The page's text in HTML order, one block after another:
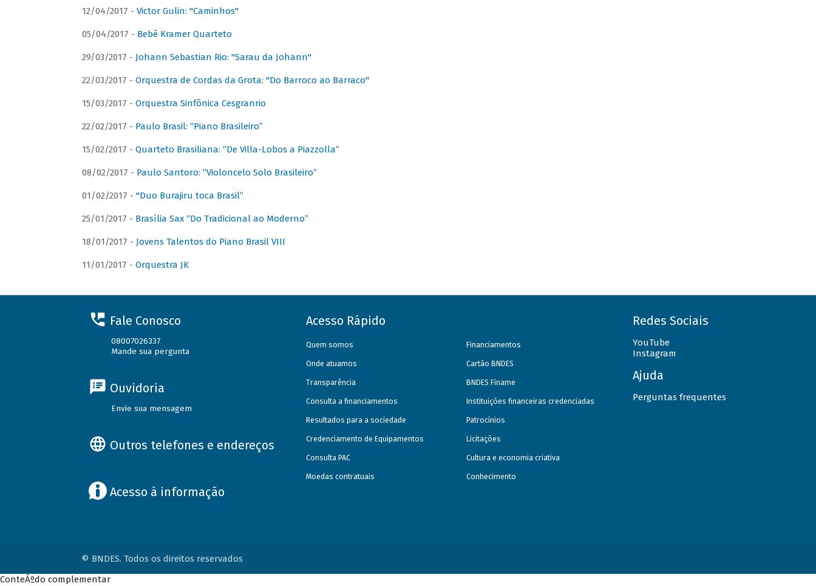
12/04/2017 - Victor Gulin: "Caminhos"
05/04/2017 - Bebê Kramer Quarteto
29/03/2017 - Johann Sebastian Rio: "Sarau da Johann"
22/03/2017 - Orquestra de Cordas da Grota: "Do Barroco ao Barraco"
15/03/2017 - Orquestra Sinfônica Cesgranrio
22/02/2017 - Paulo Brasil: “Piano Brasileiro”
15/02/2017 - Quarteto Brasiliana: “De Villa-Lobos a Piazzolla”
08/02/2017 - Paulo Santoro: “Violoncelo Solo Brasileiro”
01/02/2017 - "Duo Burajiru toca Brasil”
25/01/2017 - Brasília Sax “Do Tradicional ao Moderno”
18/01/2017 - Jovens Talentos do Piano Brasil VIII
11/01/2017 - Orquestra JK
Fale Conosco
08007026337
Mande sua pergunta
Ouvidoria
Envie sua mensagem
Outros telefones e endereços
Acesso à informação
Acesso Rápido
Quem somos
Onde atuamos
Transparência
Consulta a financiamentos
Resultados para a sociedade
Credenciamento de Equipamentos
Consulta PAC
Moedas contratuais
Financiamentos
Cartão BNDES
BNDES Finame
Instituições financeiras credenciadas
Patrocínios
Licitações
Cultura e economia criativa
Conhecimento
Redes Sociais
YouTube
Instagram
Ajuda
Perguntas frequentes
© BNDES. Todos os direitos reservados
ConteÃºdo complementar